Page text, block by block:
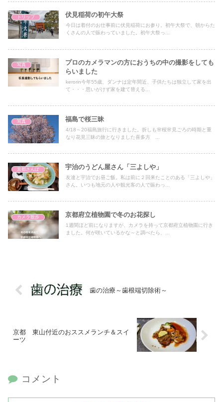
トリップ 伏見稲荷の初午大祭
今日は着付のお仕事前に伏見稲荷にお参り。初午大祭で、朝からた
くさんの人で賑わっていました。初午大祭っ...
写真
プロのカメラマンの方におうちの中の撮影をしても
らいました
kerorin今年55歳、ダンナは定年間近、子供たちは独立して家を出
て・・・思いがけず家を建て替える...
写真 福島で桜三昧
4/18～20福島旅行に行きました。折しも🌸桜🌸見ごろの時期と重
なり花見三昧の旅となりました喜多方 ...
京都さんぽ 宇治のうどん屋さん「三よしや」
友達と宇治でお昼ご飯。私は前に２回来たことのある「三よしや」
さん。いつも地元の人や観光客の人で賑わっ...
カメラ散歩 京都府立植物園で冬のお花探し
1週間ほど前になりますが、カメラを持って京都府立植物園に行き
ました。何が咲いているかな～と調べたら、...
歯の治療～歯根端切除術～
京都 東山付近のおススメランチ＆スイ
ーツ
コメント